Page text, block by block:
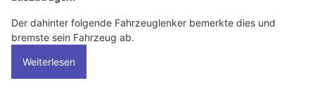
Der dahinter folgende Fahrzeuglenker bemerkte dies und
bremste sein Fahrzeug ab.
Weiterlesen